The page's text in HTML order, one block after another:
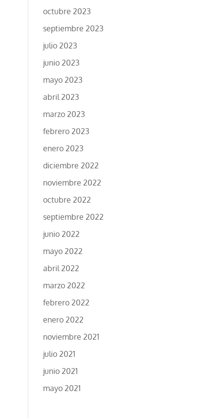
octubre 2023
septiembre 2023
julio 2023
junio 2023
mayo 2023
abril 2023
marzo 2023
febrero 2023
enero 2023
diciembre 2022
noviembre 2022
octubre 2022
septiembre 2022
junio 2022
mayo 2022
abril 2022
marzo 2022
febrero 2022
enero 2022
noviembre 2021
julio 2021
junio 2021
mayo 2021